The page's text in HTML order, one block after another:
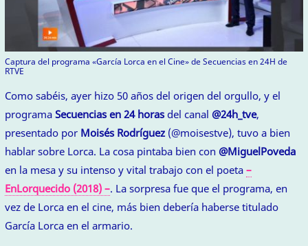
Captura del programa «García Lorca en el Cine» de Secuencias en 24H de
RTVE
Como sabéis, ayer hizo 50 años del origen del orgullo, y el
programa Secuencias en 24 horasdel canal @24h_tve,
presentado por Moisés Rodríguez(@moisestve), tuvo a bien
hablar sobre Lorca. La cosa pintaba bien con @MiguelPoveda
en la mesa y su intenso y vital trabajo con el poeta –
EnLorquecido (2018) –. La sorpresa fue que el programa, en
vez de Lorca en el cine, más bien debería haberse titulado
García Lorca en el armario.